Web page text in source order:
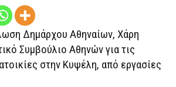
ΣΥΝΆΝΤΗΣΗ
ΜΕ
ΤΟ
ΥΠΟΥΡΓΕΊΟ
ΥΠΟΔΟΜΏΝ
ΚΑΙ
ΤΗΝ
ΕΛΛΗΝΙΚΌ
Δημάρχου Αθηναίων, Χάρη
Συμβούλιο Αθηνών για τις
στην Κυψέλη, από εργασίες